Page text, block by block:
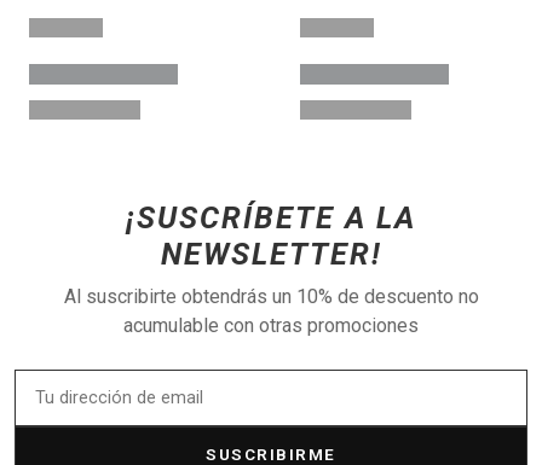
¡SUSCRÍBETE A LA
NEWSLETTER!
Al suscribirte obtendrás un 10% de descuento no
acumulable con otras promociones
SUSCRIBIRME